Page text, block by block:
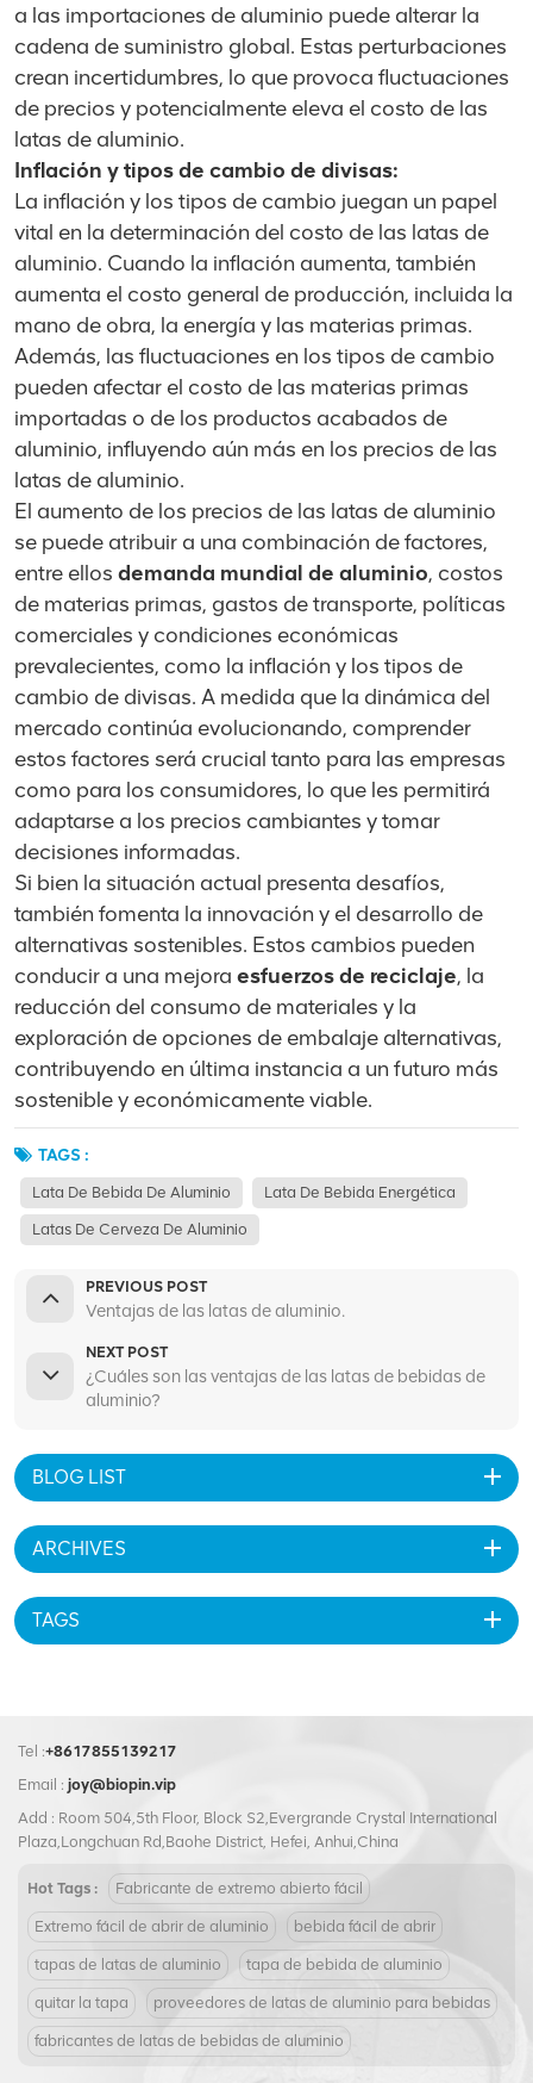
a las importaciones de aluminio puede alterar la
cadena de suministro global. Estas perturbaciones
crean incertidumbres, lo que provoca fluctuaciones
de precios y potencialmente eleva el costo de las
latas de aluminio.
Inflación y tipos de cambio de divisas:
La inflación y los tipos de cambio juegan un papel
vital en la determinación del costo de las latas de
aluminio. Cuando la inflación aumenta, también
aumenta el costo general de producción, incluida la
mano de obra, la energía y las materias primas.
Además, las fluctuaciones en los tipos de cambio
pueden afectar el costo de las materias primas
importadas o de los productos acabados de
aluminio, influyendo aún más en los precios de las
latas de aluminio.
El aumento de los precios de las latas de aluminio
se puede atribuir a una combinación de factores,
entre ellos demanda mundial de aluminio, costos
de materias primas, gastos de transporte, políticas
comerciales y condiciones económicas
prevalecientes, como la inflación y los tipos de
cambio de divisas. A medida que la dinámica del
mercado continúa evolucionando, comprender
estos factores será crucial tanto para las empresas
como para los consumidores, lo que les permitirá
adaptarse a los precios cambiantes y tomar
decisiones informadas.
Si bien la situación actual presenta desafíos,
también fomenta la innovación y el desarrollo de
alternativas sostenibles. Estos cambios pueden
conducir a una mejora esfuerzos de reciclaje, la
reducción del consumo de materiales y la
exploración de opciones de embalaje alternativas,
contribuyendo en última instancia a un futuro más
sostenible y económicamente viable.
TAGS :
Lata De Bebida De Aluminio Lata De Bebida Energética
Latas De Cerveza De Aluminio
PREVIOUS POST
Ventajas de las latas de aluminio.
NEXT POST
¿Cuáles son las ventajas de las latas de bebidas de
aluminio?
BLOG LIST
ARCHIVES
TAGS
Tel :+8617855139217
Email : joy@biopin.vip
Add : Room 504,5th Floor, Block S2,Evergrande Crystal International
Plaza,Longchuan Rd,Baohe District, Hefei, Anhui,China
Hot Tags : Fabricante de extremo abierto fácil
Extremo fácil de abrir de aluminio bebida fácil de abrir
tapas de latas de aluminio tapa de bebida de aluminio
quitar la tapa proveedores de latas de aluminio para bebidas
fabricantes de latas de bebidas de aluminio